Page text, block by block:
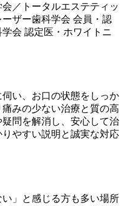
／トータルエステティッ
ザー歯科学会 会員・認
会 認定医・ホワイトニ
い、お口の状態をしっか
みの少ない治療と質の高
問を解消し、安心して治
やすい説明と誠実な対応
」と感じる方も多い場所